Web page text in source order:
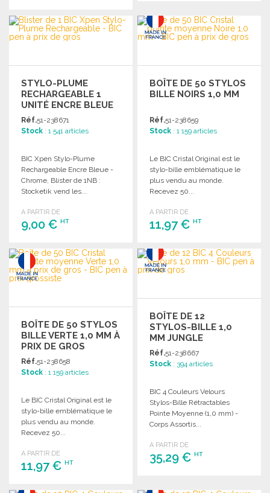
COMMANDER
Demander un devis
Demander un devis
STYLO-PLUME
RECHARGEABLE 1
UNITÉ ENCRE BLEUE
Réf.51-238671
Stock : 1 541 articles
BIC Xpen Stylo-Plume
Rechargeable Encre Bleue -
Chrome, Blister de 1NB :
Stocketik vend les...
A PARTIR DE
9,00 € HT
COMMANDER
Demander un devis
BOÎTE DE 50 STYLOS
BILLE NOIRS 1,0 MM
Réf.51-238659
Stock : 1 159 articles
Le BIC Cristal Original est le
stylo-bille emblématique le
plus vendu au monde.
Recevez 50...
A PARTIR DE
11,97 €HT
COMMANDER
Demander un devis
BOÎTE DE 50 STYLOS
BILLE VERTE 1,0 MM À
PRIX DE GROS
Réf.51-238658
Stock : 1 159 articles
Le BIC Cristal Original est le
stylo-bille emblématique le
plus vendu au monde.
Recevez 50...
A PARTIR DE
11,97 € HT
BOÎTE DE 12
STYLOS-BILLE 1,0
MM JUNGLE
Réf.51-238667
Stock : 394 articles
BIC 4 Couleurs Velours
Stylos-Bille Rétractables
Pointe Moyenne (1,0 mm) -
Corps Assortis...
A PARTIR DE
35,29 €HT